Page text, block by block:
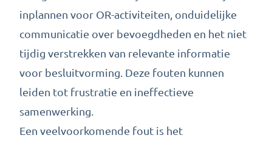
inplannen voor OR-activiteiten, onduidelijke
communicatie over bevoegdheden en het niet
tijdig verstrekken van relevante informatie
voor besluitvorming. Deze fouten kunnen
leiden tot frustratie en ineffectieve
samenwerking.
Een veelvoorkomende fout is het